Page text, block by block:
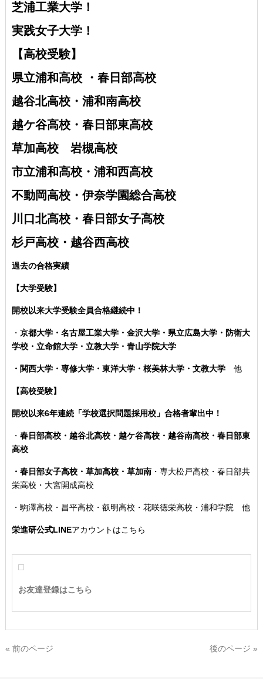
芝浦工業大学！
実践女子大学！
【高校受験】
県立浦和高校 ・ 春日部高校
越谷北高校・ 浦和南高校
越ケ谷高校・ 春日部東高校
草加高校 岩槻高校
市立浦和高校・浦和西高校
不動岡高校・伊奈学園総合高校
川口北高校・春日部女子高校
杉戸高校・越谷西高校
過去の合格実績
【大学受験】
開校以来大学受験全員合格継続中！
・ 京都大学・名古屋工業大学・金沢大学・県立広島大学・防衛大
学校・立命館大学・立教大学・青山学院大学
・関西大学・専修大学・東洋大学・桜美林大学・文教大学 他
【高校受験】
開校以来6年連続「学校選択問題採用校」合格者輩出中！
・ 春日部高校・越谷北高校・越ケ谷高校・越谷南高校・春日部東
高校
・春日部女子高校・草加高校・草加南・専大松戸高校 ・春日部共
栄高校・大宮開成高校
・駒澤高校・昌平高校・叡明高校・花咲徳栄高校・浦和学院 他
栄進研公式LINEアカウントはこちら
お友達登録はこちら
« 前のページ 後のページ »